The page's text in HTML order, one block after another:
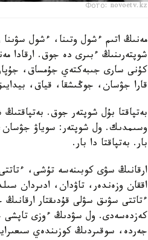
Фото: novoetv.kz
مەنىڭ اتىم ءشول وتىنا، ءشول
شوپتەرىنىڭ ءبىرى دە جوق.
كۇنى سارى جىبەكتەي جۇمساق،
قارا جۋسان، جوڭىشقا، قياق،
بەتپاقتا بۇل شوپتەر جوق.
وسىمدىك. ول شوپتەر: سوياۋ
بار. بەتپاقتا دا بار.
ارقانىڭ سۋى كوبىنەسە تۇشى،
اققان وزەندەر، تاۋدان، ادىردان
ءتاتتى سۋىق سۋلى قۇدىقتار
كەزدەسەدى. ول سۋدىڭ ءوزى تاپشى
جەردە، سوقىردىڭ كوزىندەي